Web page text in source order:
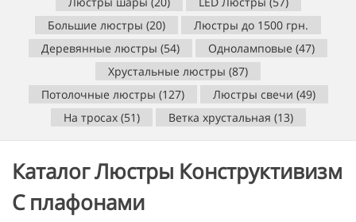
Большие люстры (20)
Люстры до 1500 грн.
Деревянные люстры (54)
Одноламповые (47)
Хрустальные люстры (87)
Потолочные люстры (127)
Люстры свечи (49)
На тросах (51)
Ветка хрустальная (13)
Каталог Люстры Конструктивизм
С плафонами